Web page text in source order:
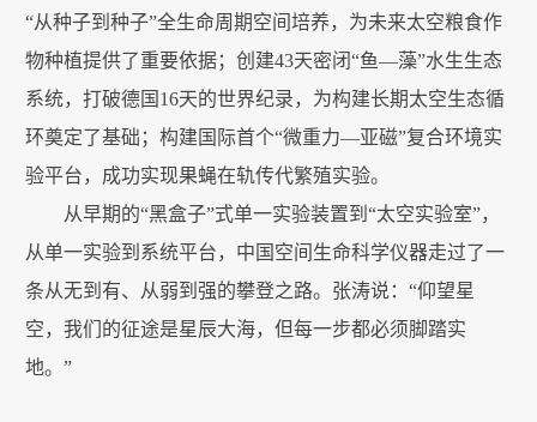
“从种子到种子”全生命周期空间培养，为未来太空粮食作
物种植提供了重要依据；创建43天密闭“鱼—藻”水生生态
系统，打破德国16天的世界纪录，为构建长期太空生态循
环奠定了基础；构建国际首个“微重力—亚磁”复合环境实
验平台，成功实现果蝇在轨传代繁殖实验。
从早期的“黑盒子”式单一实验装置到“太空实验室”，
从单一实验到系统平台，中国空间生命科学仪器走过了一
条从无到有、从弱到强的攀登之路。张涛说：“仰望星
空，我们的征途是星辰大海，但每一步都必须脚踏实
地。”